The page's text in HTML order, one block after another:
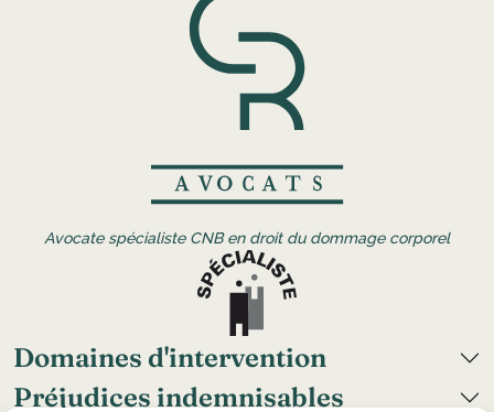
Avocate spécialiste CNB en droit du dommage corporel
Domaines d'intervention
Préjudices indemnisables